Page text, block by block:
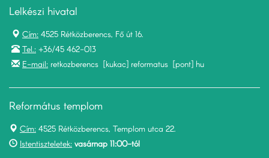
Lelkészi hivatal
Cím: 4525 Rétközberencs, Fő út 16.
Tel.: +36/45 462-013
E-mail: retkozberencs [kukac] reformatus [pont] hu
Református templom
Cím: 4525 Rétközberencs, Templom utca 22.
Istentiszteletek: vasárnap 11:00-tól